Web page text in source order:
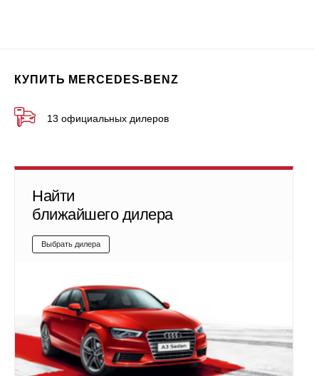
КУПИТЬ MERCEDES-BENZ
13 официальных дилеров
Найти
ближайшего дилера
Выбрать дилера